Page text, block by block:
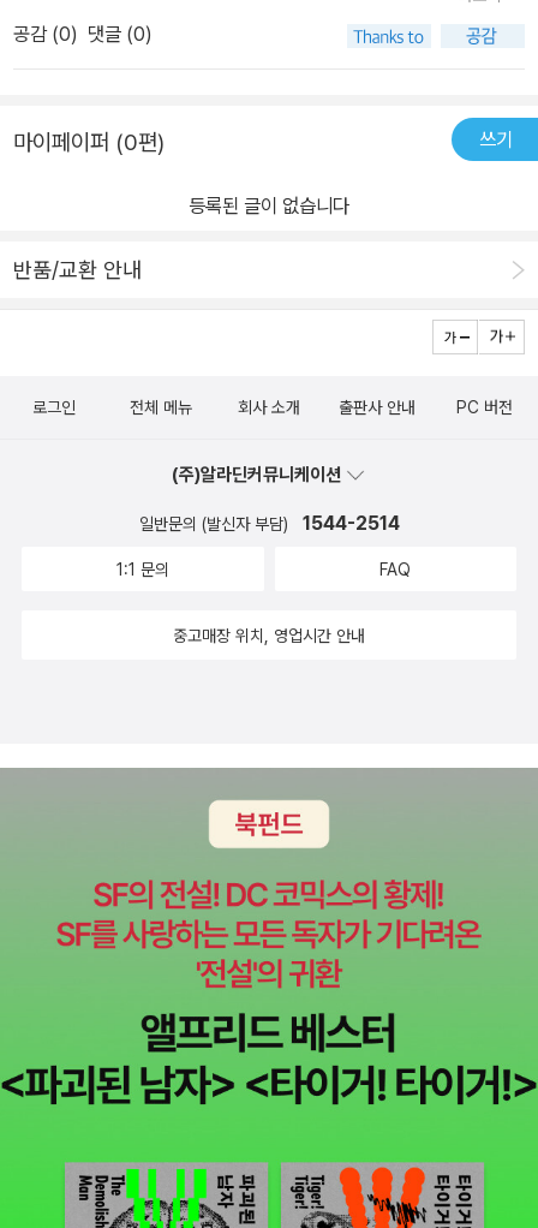
되었습니다. 우리의 말과 글 정말 대단합니다. 선조들이 지켜내고 세
계가 인정한 우리글 한글이제 후손들인 우리의 아이들이 잘 지키고
기로 한글에 관한 알거리를 더 설명해 주고 있으며, 다른 나라의 다양
한 문자들과 세계의 문자와 언어지도에 대해서도 요약 되어 있습니
다.얼마전 독립영화 말모이를 보면서 우리말 우리글을 지키기 위해
느끼면서 감사하고 글의 힘이 얼마나 위대한지 느꼈습니다. 가족들이
키기위해 노력한 분들이 계셨기에 우리의 한글이 사라지지않고 유네
한다.내가 한글을 가장 위대하다고 생각하는건 바로 한글이 창의적이
라는거다.한글은 이 세상 모든것을 표현할 수 있으며 참으로 과학적
이며 매력적인 언어이다.요즘 K팝 열풍으로 한국에 관심을 많이 갖고
천해주고싶다.
공감 (0) 댓글 (0)
마이페이퍼 (0편) 쓰기
등록된 글이 없습니다
반품/교환 안내
로그인 전체 메뉴 회사 소개 출판사 안내 PC 버전
(주)알라딘커뮤니케이션
일반문의 (발신자 부담) 1544-2514
1:1 문의 FAQ
중고매장 위치, 영업시간 안내